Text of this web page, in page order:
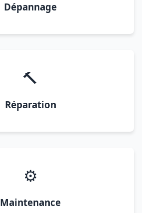
Dépannage
🔨
Réparation
⚙️
Maintenance